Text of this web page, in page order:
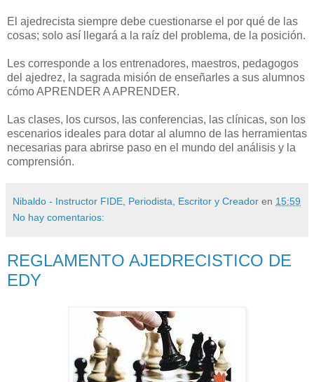
El ajedrecista siempre debe cuestionarse el por qué de las
cosas; solo así llegará a la raíz del problema, de la posición.
Les corresponde a los entrenadores, maestros, pedagogos
del ajedrez, la sagrada misión de enseñarles a sus alumnos
cómo APRENDER A APRENDER.
Las clases, los cursos, las conferencias, las clínicas, son los
escenarios ideales para dotar al alumno de las herramientas
necesarias para abrirse paso en el mundo del análisis y la
comprensión.
Nibaldo - Instructor FIDE, Periodista, Escritor y Creador en 15:59
No hay comentarios:
REGLAMENTO AJEDRECISTICO DE
EDY